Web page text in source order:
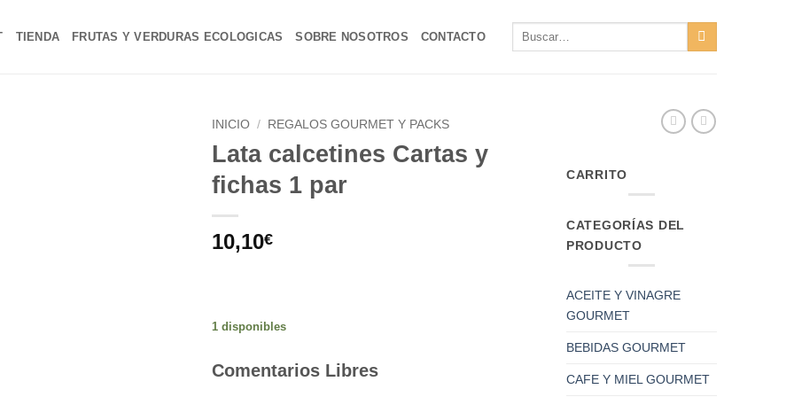
TIENDA FRUTAS Y VERDURAS ECOLOGICAS SOBRE NOSOTROS CONTACTO
Buscar
INICIO / REGALOS GOURMET Y PACKS
Lata calcetines Cartas y
fichas 1 par
10,10€
1 disponibles
Comentarios Libres
CARRITO
CATEGORÍAS DEL
PRODUCTO
ACEITE Y VINAGRE
GOURMET
BEBIDAS GOURMET
CAFE Y MIEL GOURMET